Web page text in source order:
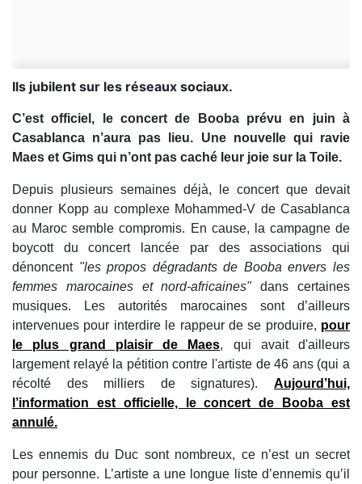
Ils jubilent sur les réseaux sociaux.
C’est officiel, le concert de Booba prévu en juin à
Casablanca n’aura pas lieu. Une nouvelle qui ravie
Maes et Gims qui n’ont pas caché leur joie sur la Toile.
Depuis plusieurs semaines déjà, le concert que devait
donner Kopp au complexe Mohammed-V de Casablanca
au Maroc semble compromis. En cause, la campagne de
boycott du concert lancée par des associations qui
dénoncent "les propos dégradants de Booba envers les
femmes marocaines et nord-africaines"dans certaines
musiques. Les autorités marocaines sont d’ailleurs
intervenues pour interdire le rappeur de se produire, pour
le plus grand plaisir de Maes, qui avait d'ailleurs
largement relayé la pétition contre l'artiste de 46 ans (qui a
récolté des milliers de signatures). Aujourd’hui,
l’information est officielle, le concert de Booba est
annulé.
Les ennemis du Duc sont nombreux, ce n’est un secret
pour personne. L’artiste a une longue liste d’ennemis qu’il